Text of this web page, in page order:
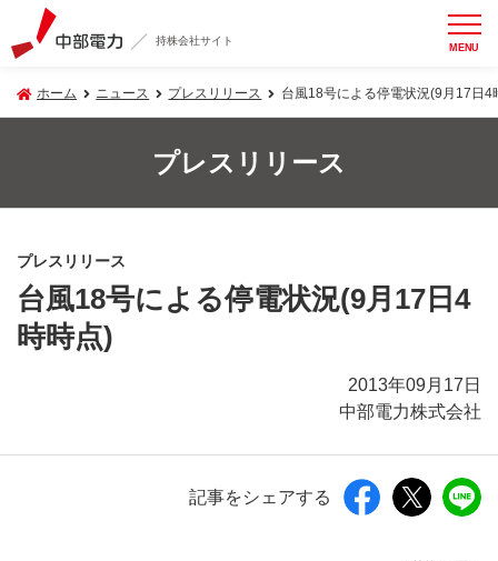
持株会社サイト MENU
ホーム ニュース プレスリリース 台風18号による停電状況(9月17日4
プレスリリース
プレスリリース
台風18号による停電状況(9月17日4
時時点)
2013年09月17日
中部電力株式会社
記事をシェアする